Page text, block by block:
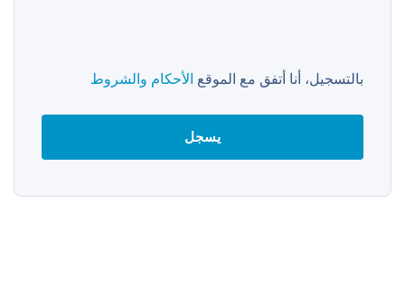
بالتسجيل، أنا أتفق مع الموقع الأحكام والشروط
يسجل